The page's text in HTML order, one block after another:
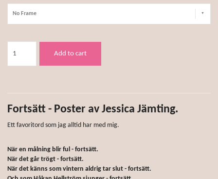
No Frame
Add to cart
Fortsätt - Poster av Jessica Jämting.
Ett favoritord som jag alltid har med mig.
När en målning blir ful - fortsätt.
När det går trögt - fortsätt.
När det känns som vintern aldrig tar slut - fortsätt.